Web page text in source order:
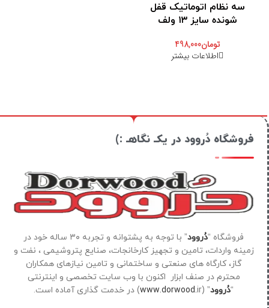
سه نظام اتوماتیک قفل
شونده سایز ۱۳ ولف
تومان498,000
اطلاعات بیشتر
فروشگاه دُروود در یکـ نگاهـ :)
فروشگاه “دُروود
” با توجه به پشتوانه و تجربه ۳۰ ساله خود در
زمینه واردات، تامین و تجهیز کارخانجات، صنایع پتروشیمی ، نفت و
گاز، کارگاه های صنعتی و ساختمانی و تامین نیازهای همکاران
محترم در صنف ابزار اکنون با وب سایت تخصصی و اینترنتی
“دُروود” (
www.dorwood.ir) در خدمت گذاری آماده است.